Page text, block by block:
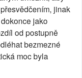
jinak
jako
od postupně
bezmezné
moc byla